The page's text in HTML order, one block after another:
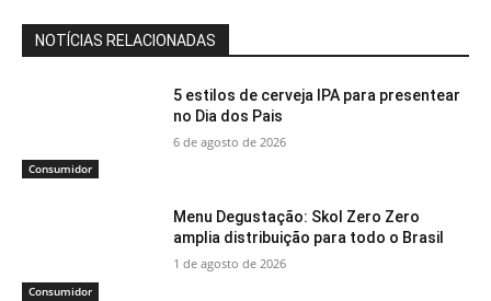
NOTÍCIAS RELACIONADAS
Consumidor
5 estilos de cerveja IPA para presentear
no Dia dos Pais
6 de agosto de 2026
Consumidor
Menu Degustação: Skol Zero Zero
amplia distribuição para todo o Brasil
1 de agosto de 2026